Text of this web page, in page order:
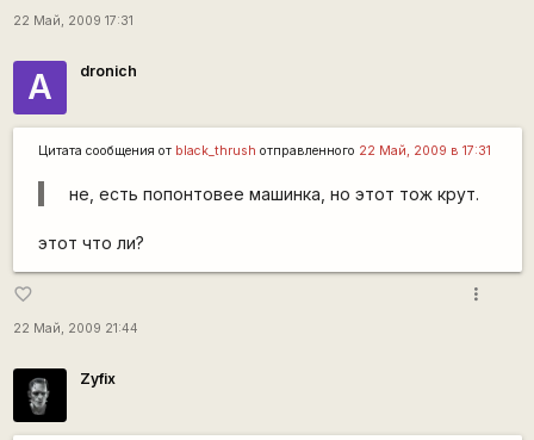
22 Май, 2009 17:31
А dronich
Цитата сообщения от black_thrush отправленного 22 Май, 2009 в 17:31
не, есть попонтовее машинка, но этот тож крут.
этот что ли?
favorite_border
22 Май, 2009 21:44
more_vert
Zyfix